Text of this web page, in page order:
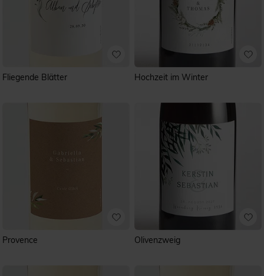
Fliegende Blätter Hochzeit im Winter
Provence Olivenzweig